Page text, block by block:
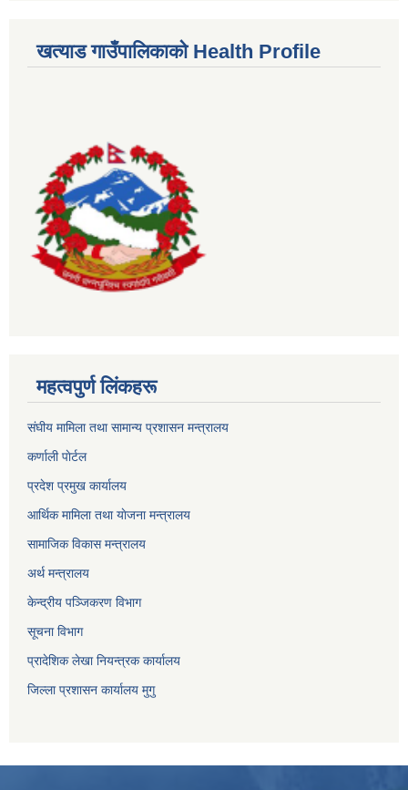
खत्याड गाउँपालिकाकाे Health Profile
महत्वपुर्ण लिंकहरू
संघीय मामिला तथा सामान्य प्रशासन मन्त्रालय
कर्णाली पाेर्टल
प्रदेश प्रमुख कार्यालय
आर्थिक मामिला तथा याेजना मन्त्रालय
सामाजिक विकास मन्त्रालय
अर्थ मन्त्रालय
केन्द्रीय पञ्जिकरण विभाग
सूचना विभाग
प्रादेशिक लेखा नियन्त्रक कार्यालय
जिल्ला प्रशासन कार्यालय मुगु